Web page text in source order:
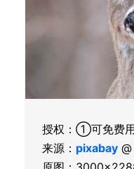
授权：①可免费
来源： pixabay